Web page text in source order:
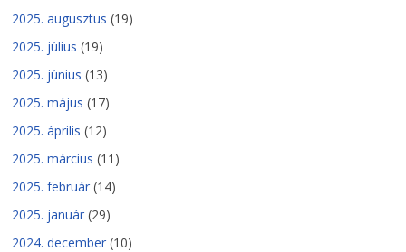
2025. augusztus (19)
2025. július (19)
2025. június (13)
2025. május (17)
2025. április (12)
2025. március (11)
2025. február (14)
2025. január (29)
2024. december (10)